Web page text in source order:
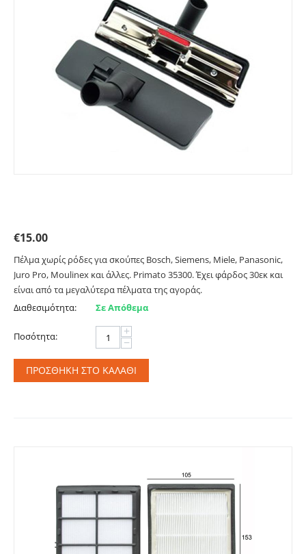
€15.00
Πέλμα χωρίς ρόδες για σκούπες Bosch, Siemens, Miele, Panasonic,
Juro Pro, Moulinex και άλλες. Primato 35300. Έχει φάρδος 30εκ και
είναι από τα μεγαλύτερα πέλματα της αγοράς.
Διαθεσιμότητα:
Σε Απόθεμα
Ποσότητα: +
−
ΠΡΟΣΘΉΚΗ ΣΤΟ ΚΑΛΆΘΙ